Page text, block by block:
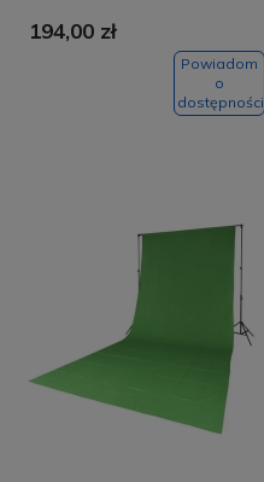
194,00 zł
Powiadom
o
dostępności